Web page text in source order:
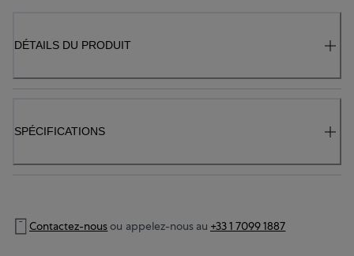
DÉTAILS DU PRODUIT
SPÉCIFICATIONS
Contactez-nousou appelez-nous au +33 1 7099 1887